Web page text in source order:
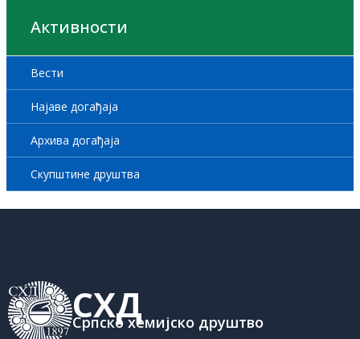
Активности
Вести
Најаве догађаја
Архива догађаја
Скупштине друштва
СХД
Српско хемијско друштво